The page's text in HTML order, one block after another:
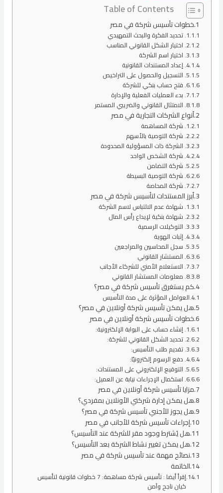
Table of Contents
خطوات تأسيس شركة في مصر
1. تحديد الفكرة والبحث التمهيدي
2. اختيار الشكل القانوني المناسب
3. اختيار اسم الشركة
4. إعداد المستندات القانونية
5. التسجيل والحصول على التراخيص
6. فتح حساب بنكي للشركة
7. بدء العمليات الفعلية والإدارة
8. الامتثال القانوني والضريبي المستمر
أنواع الشركات التجارية في مصر
1. شركة المساهمة
2. شركة التوصية بالأسهم
3. الشركة ذات المسؤولية المحدودة
4. شركة الشخص الواحد
5. شركة التضامن
6. شركة التوصية البسيطة
7. شركة المحاصة
أبرز المستندات لتأسيس شركة في مصر
1. شهادة عدم الالتباس لاسم الشركة
2. شهادة بنكية لإيداع رأس المال
3. التوكيلات الرسمية
4. إثبات الهوية
5. سجل المحاسبين والمراجعين
6. المستشار القانوني
7. الاستعلام الأمني للشركاء الأجانب
8. معلومات المستشار القانوني
كم يستغرق تأسيس شركة في مصر؟
العوامل المؤثرة على مدة التأسيس
هل يمكن تأسيس شركة أونلاين في مصر؟
خطوات تأسيس شركة أونلاين في مصر
1. إنشاء حساب على البوابة الإلكترونية:
2. تحديد الشكل القانوني للشركة:
3. تقديم طلب التأسيس:
4. دفع الرسوم إلكترونيًا:
5. التوقيع الإلكتروني على المستندات:
6. استكمال الإجراءات نيابة عن العميل:
مزايا تأسيس شركة أونلاين في مصر
هل يمكن إدارة شركتي الأونلاين بمفردي؟
هل يجوز للأجنبي تأسيس شركة في مصر؟
إجراءات تأسيس شركة للأجانب في مصر
هل يُشترط وجود مقر للشركة عند التأسيس؟
هل يمكن تغيير نشاط الشركة بعد التأسيس؟
نصائح مهمة عند تأسيس شركة في مصر
الخاتمة
إقرأ أيضا : تأسيس شركة مساهمة: 7 خطوات قانونية لتأسيس
كيان ناجح وآمن